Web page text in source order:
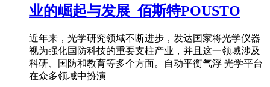
业的崛起与发展_佰斯特POUSTO
近年来，光学研究领域不断进步，发达国家将光学仪器
视为强化国防科技的重要支柱产业，并且这一领域涉及
科研、国防和教育等多个方面。自动平衡气浮 光学平台
在众多领域中扮演